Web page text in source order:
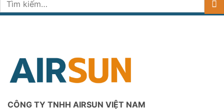
kiếm:
CÔNG TY TNHH AIRSUN VIỆT NAM